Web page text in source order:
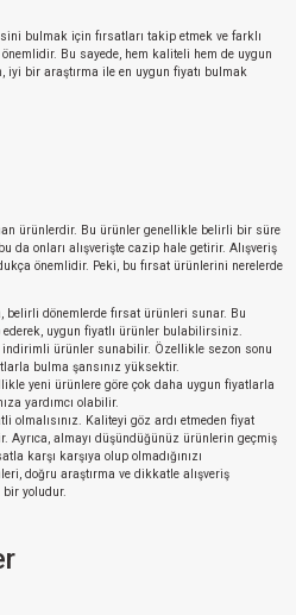
bulmak için fırsatları takip etmek ve farklı
Bu sayede, hem kaliteli hem de uygun
iyi bir araştırma ile en uygun fiyatı bulmak
ürünlerdir. Bu ürünler genellikle belirli bir süre
da onları alışverişte cazip hale getirir. Alışveriş
önemlidir. Peki, bu fırsat ürünlerini nerelerde
belirli dönemlerde fırsat ürünleri sunar. Bu
uygun fiyatlı ürünler bulabilirsiniz.
indirimli ürünler sunabilir. Özellikle sezon sonu
bulma şansınız yüksektir.
yeni ürünlere göre çok daha uygun fiyatlarla
yardımcı olabilir.
olmalısınız. Kaliteyi göz ardı etmeden fiyat
Ayrıca, almayı düşündüğünüz ürünlerin geçmiş
karşı karşıya olup olmadığınızı
doğru araştırma ve dikkatle alışveriş
bir yoludur.